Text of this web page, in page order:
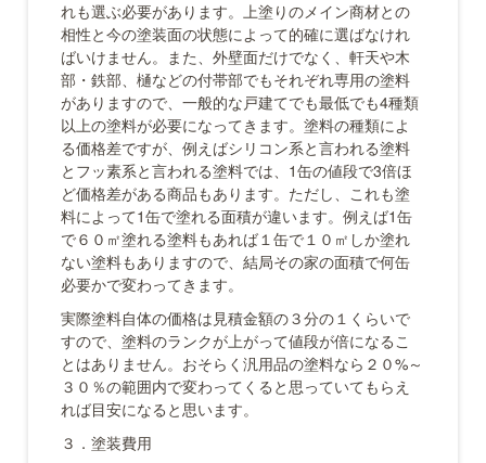
れも選ぶ必要があります。上塗りのメイン商材との
相性と今の塗装面の状態によって的確に選ばなけれ
ばいけません。また、外壁面だけでなく、軒天や木
部・鉄部、樋などの付帯部でもそれぞれ専用の塗料
がありますので、一般的な戸建てでも最低でも4種類
以上の塗料が必要になってきます。塗料の種類によ
る価格差ですが、例えばシリコン系と言われる塗料
とフッ素系と言われる塗料では、1缶の値段で3倍ほ
ど価格差がある商品もあります。ただし、これも塗
料によって1缶で塗れる面積が違います。例えば1缶
で６０㎡塗れる塗料もあれば１缶で１０㎡しか塗れ
ない塗料もありますので、結局その家の面積で何缶
必要かで変わってきます。
実際塗料自体の価格は見積金額の３分の１くらいで
すので、塗料のランクが上がって値段が倍になるこ
とはありません。おそらく汎用品の塗料なら２０%～
３０％の範囲内で変わってくると思っていてもらえ
れば目安になると思います。
３．塗装費用